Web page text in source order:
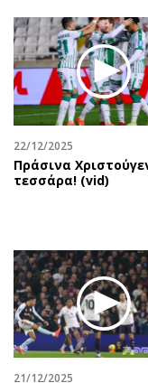
22/12/2025
Πράσινα
τεσσάρα! (vid)
21/12/2025